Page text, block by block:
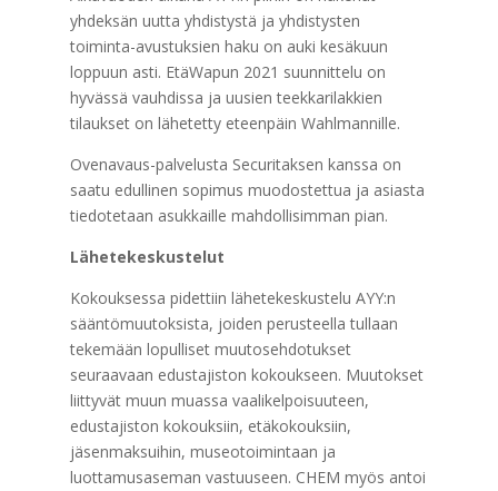
yhdeksän uutta yhdistystä ja yhdistysten
toiminta-avustuksien haku on auki kesäkuun
loppuun asti. EtäWapun 2021 suunnittelu on
hyvässä vauhdissa ja uusien teekkarilakkien
tilaukset on lähetetty eteenpäin Wahlmannille.
Ovenavaus-palvelusta Securitaksen kanssa on
saatu edullinen sopimus muodostettua ja asiasta
tiedotetaan asukkaille mahdollisimman pian.
Lähetekeskustelut
Kokouksessa pidettiin lähetekeskustelu AYY:n
sääntömuutoksista, joiden perusteella tullaan
tekemään lopulliset muutosehdotukset
seuraavaan edustajiston kokoukseen. Muutokset
liittyvät muun muassa vaalikelpoisuuteen,
edustajiston kokouksiin, etäkokouksiin,
jäsenmaksuihin, museotoimintaan ja
luottamusaseman vastuuseen. CHEM myös antoi